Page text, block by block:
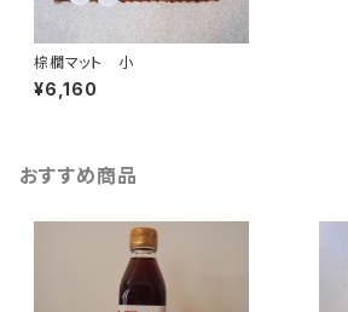
棕櫚マット 小
¥6,160
おすすめ商品